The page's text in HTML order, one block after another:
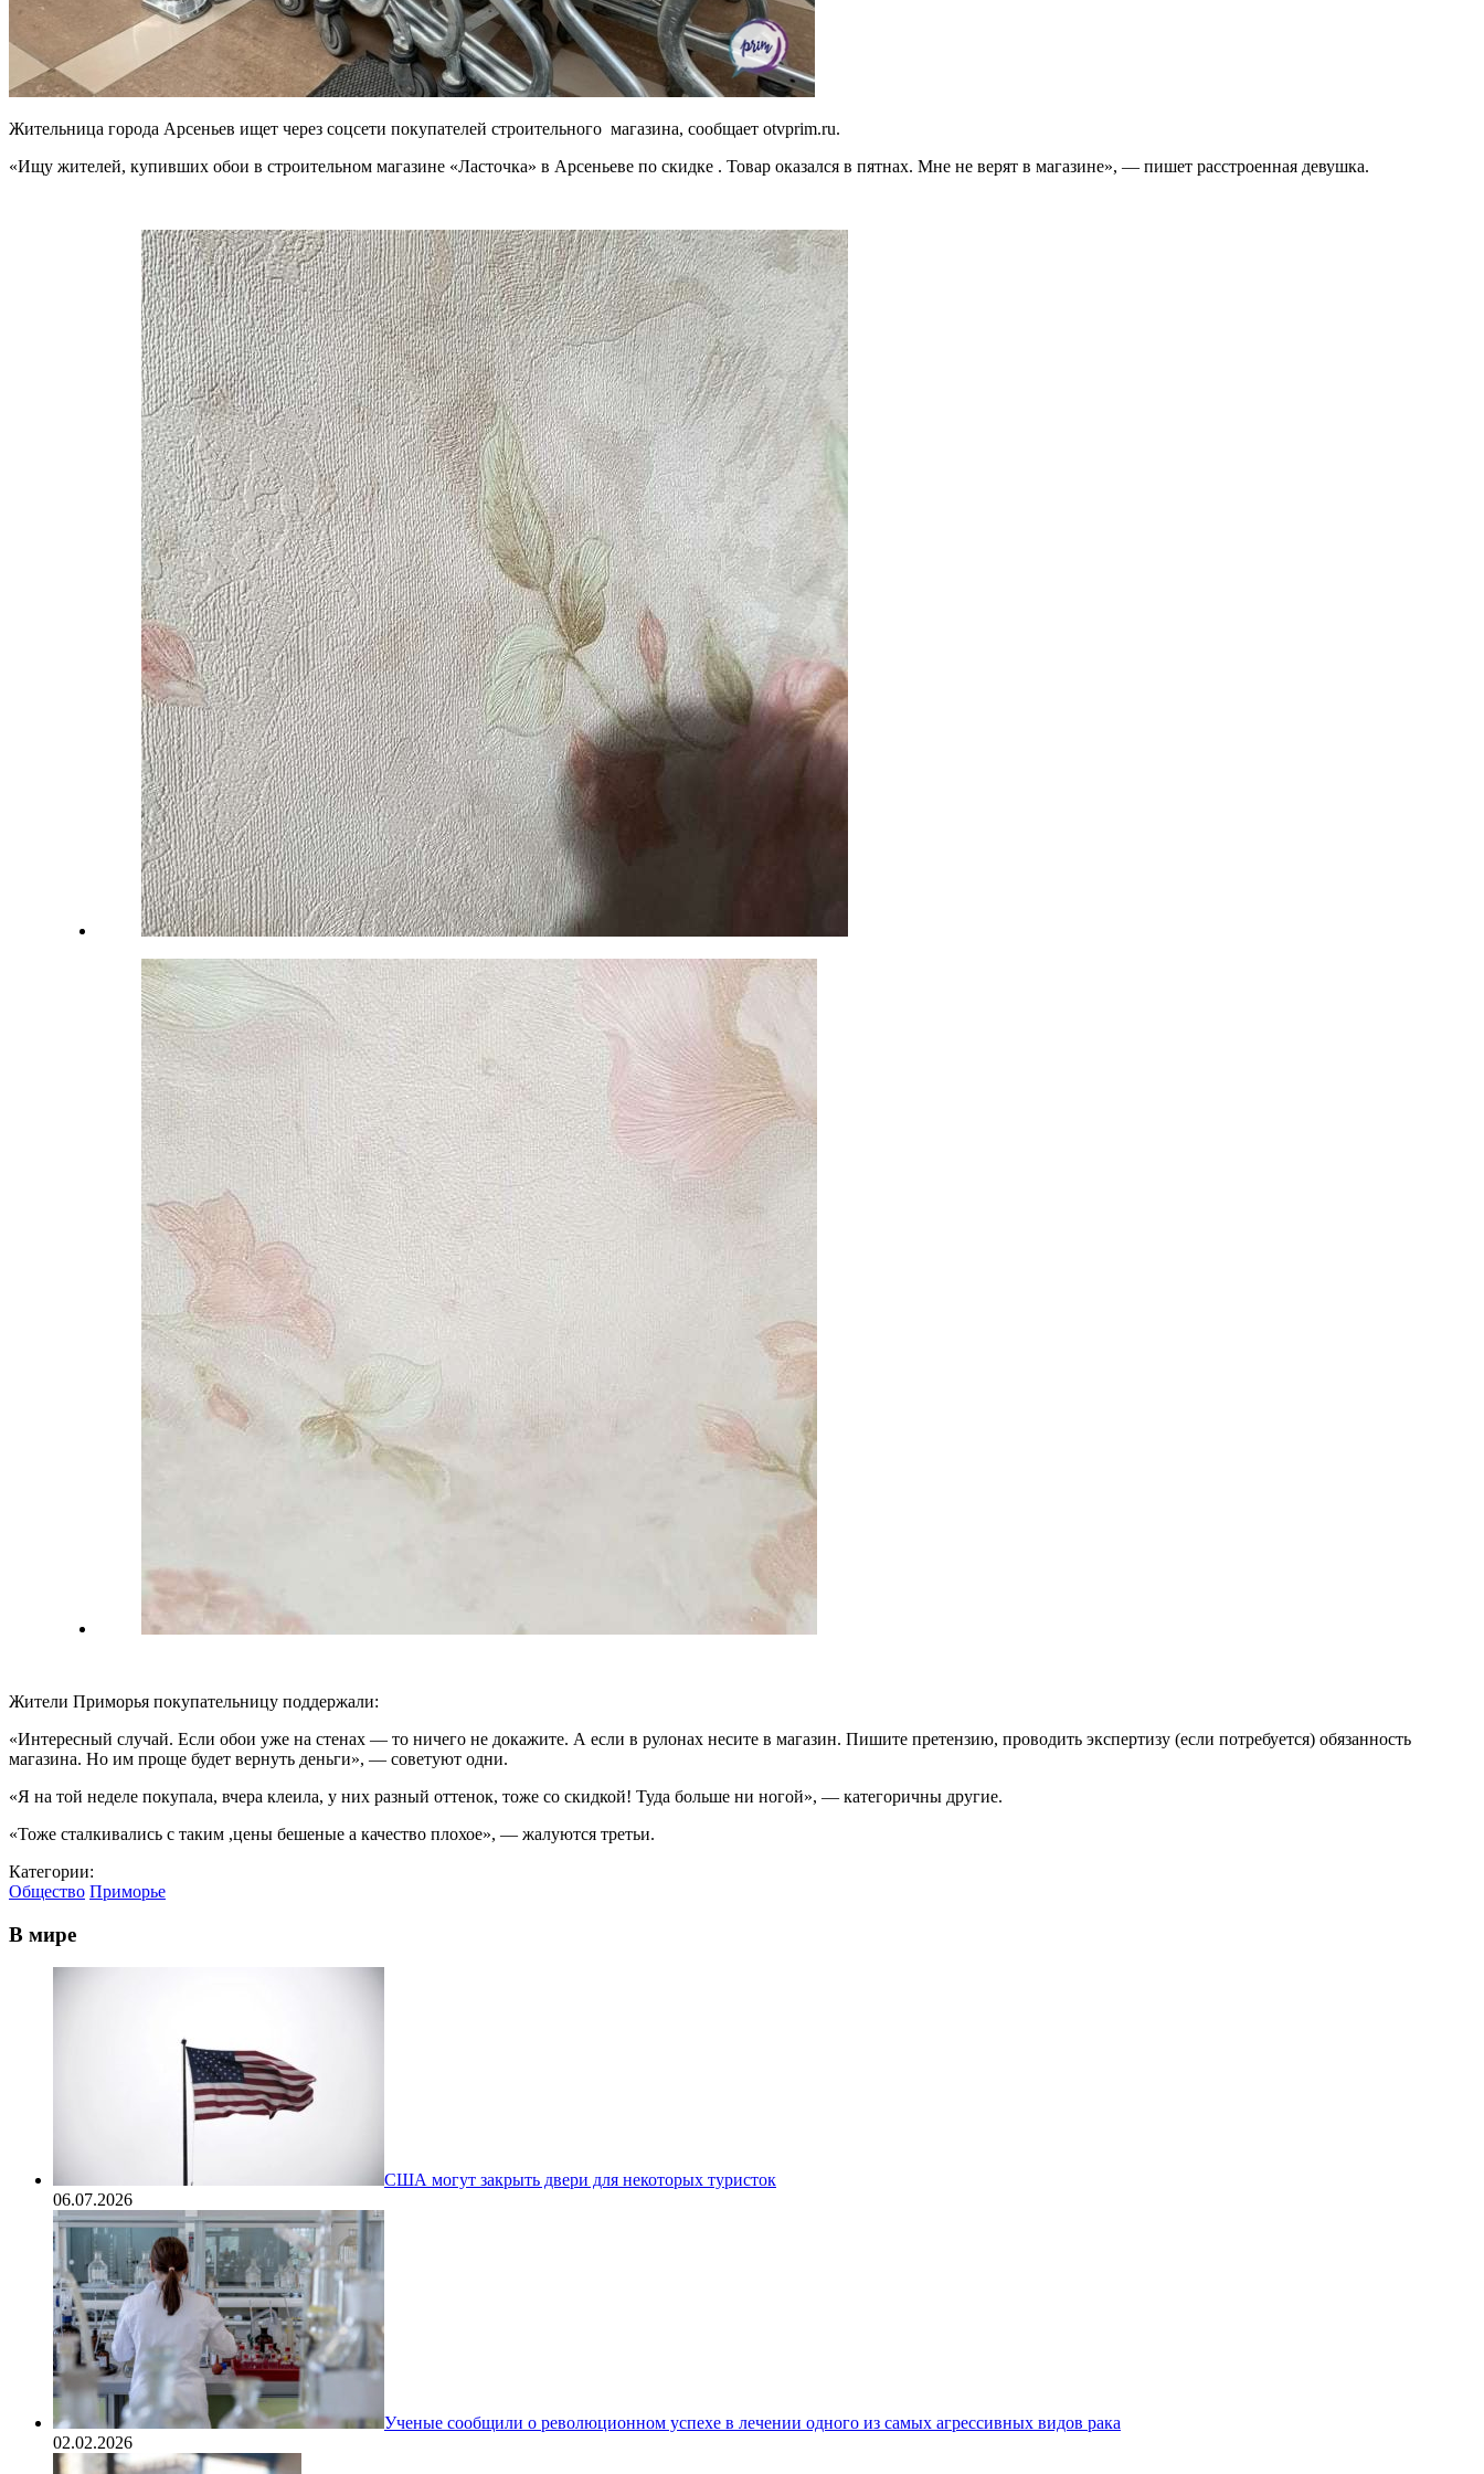
Жительница города Арсеньев ищет через соцсети покупателей строительного магазина, сообщает otvprim.ru.
«Ищу жителей, купивших обои в строительном магазине «Ласточка» в Арсеньеве по скидке . Товар оказался в пятнах. Мне не верят в магазине», — пишет расстроенная девушка.
Жители Приморья покупательницу поддержали:
«Интересный случай. Если обои уже на стенах — то ничего не докажите. А если в рулонах несите в магазин. Пишите претензию, проводить экспертизу (если потребуется) обязанность
магазина. Но им проще будет вернуть деньги», — советуют одни.
«Я на той неделе покупала, вчера клеила, у них разный оттенок, тоже со скидкой! Туда больше ни ногой», — категоричны другие.
«Тоже сталкивались с таким ,цены бешеные а качество плохое», — жалуются третьи.
Категории:
Общество Приморье
В мире
США могут закрыть двери для некоторых туристок
06.07.2026
Ученые сообщили о революционном успехе в лечении одного из самых агрессивных видов рака
02.02.2026